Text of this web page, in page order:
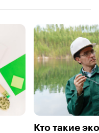
Кто такие